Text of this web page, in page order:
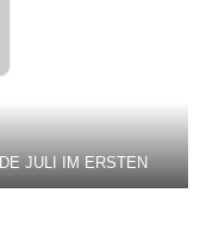
JULI IM ERSTEN